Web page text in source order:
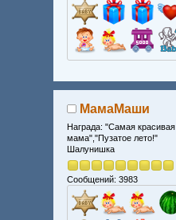
МамаМаши
Награда: "Самая красивая
мама","Пузатое лето!"
Шалунишка
Сообщений: 3983